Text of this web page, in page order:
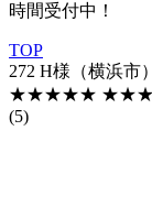
時間受付中！
TOP
272 H様（横浜市）
★★★★★
(5)